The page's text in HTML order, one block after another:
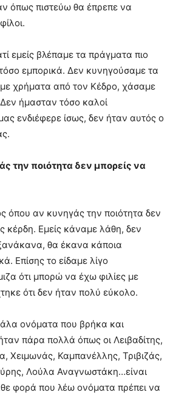
όπως πιστεύω θα έπρεπε να
εμείς βλέπαμε τα πράγματα πιο
εμπορικά. Δεν κυνηγούσαμε τα
χρήματα από τον Κέδρο, χάσαμε
ήμασταν τόσο καλοί
ενδιέφερε ίσως, δεν ήταν αυτός ο
την ποιότητα δεν μπορείς να
όπου αν κυνηγάς την ποιότητα δεν
κέρδη. Εμείς κάναμε λάθη, δεν
θα έκανα κάποια
Επίσης το είδαμε λίγο
ότι μπορώ να έχω φιλίες με
ότι δεν ήταν πολύ εύκολο.
ονόματα που βρήκα και
πάρα πολλά όπως οι Λειβαδίτης,
Χειμωνάς, Καμπανέλλης, Τριβιζάς,
Λούλα Αναγνωστάκη…είναι
φορά που λέω ονόματα πρέπει να